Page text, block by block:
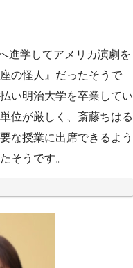
進学してアメリカ演劇を
の怪人』だったそうで
い明治大学を卒業してい
位が厳しく、斎藤ちはる
な授業に出席できるよう
そうです。